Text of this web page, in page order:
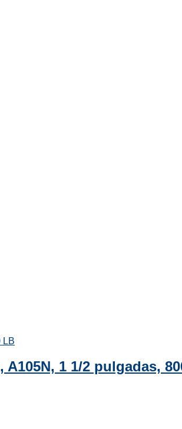
1 1/2 pulgadas,